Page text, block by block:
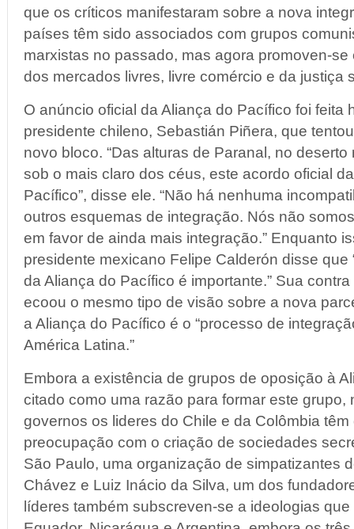
que os críticos manifestaram sobre a nova
países têm sido associados com grupos
marxistas no passado, mas agora promoven-
dos mercados livres, livre comércio e da justiça
O anúncio oficial da Aliança do Pacífico foi feita
presidente chileno, Sebastián Piñera, que
novo bloco. “Das alturas de Paranal, no
sob o mais claro dos céus, este acordo oficial
Pacífico”, disse ele. “Não há nenhuma
outros esquemas de integração. Nós não
em favor de ainda mais integração.” Enquanto
presidente mexicano Felipe Calderón disse que
da Aliança do Pacífico é importante.” Sua
ecoou o mesmo tipo de visão sobre a nova
a Aliança do Pacífico é o “processo de
América Latina.”
Embora a existência de grupos de oposição à
citado como uma razão para formar este grupo,
governos os lideres do Chile e da Colômbia
preocupação com o criação de sociedades
São Paulo, uma organização de simpatizantes
Chávez e Luiz Inácio da Silva, um dos
líderes também subscreven-se a ideologias